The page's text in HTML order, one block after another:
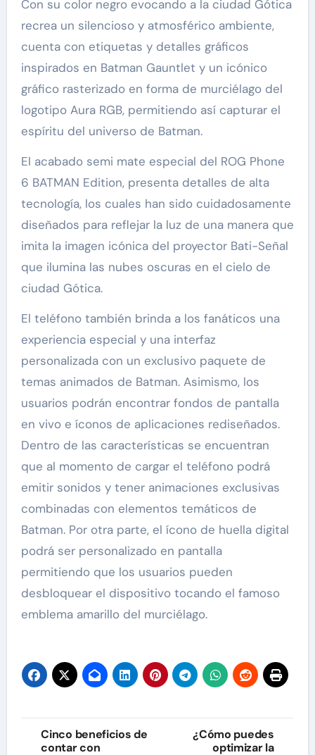
Con su color negro evocando a la ciudad Gótica
recrea un silencioso y atmosférico ambiente,
cuenta con etiquetas y detalles gráficos
inspirados en Batman Gauntlet y un icónico
gráfico rasterizado en forma de murciélago del
logotipo Aura RGB, permitiendo así capturar el
espíritu del universo de Batman.
El acabado semi mate especial del ROG Phone
6 BATMAN Edition, presenta detalles de alta
tecnología, los cuales han sido cuidadosamente
diseñados para reflejar la luz de una manera que
imita la imagen icónica del proyector Bati-Señal
que ilumina las nubes oscuras en el cielo de
ciudad Gótica.
El teléfono también brinda a los fanáticos una
experiencia especial y una interfaz
personalizada con un exclusivo paquete de
temas animados de Batman. Asimismo, los
usuarios podrán encontrar fondos de pantalla
en vivo e íconos de aplicaciones rediseñados.
Dentro de las características se encuentran
que al momento de cargar el teléfono podrá
emitir sonidos y tener animaciones exclusivas
combinadas con elementos temáticos de
Batman. Por otra parte, el ícono de huella digital
podrá ser personalizado en pantalla
permitiendo que los usuarios pueden
desbloquear el dispositivo tocando el famoso
emblema amarillo del murciélago.
Navegación
Cinco beneficios de
contar con
¿Cómo puedes
optimizar la